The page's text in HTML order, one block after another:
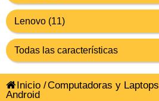
Inicio /Computadoras y Laptops
Android